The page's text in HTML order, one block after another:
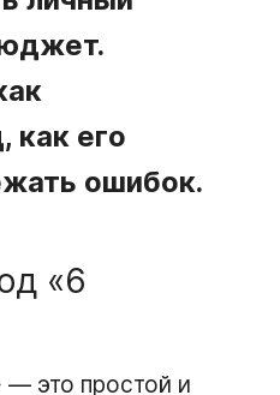
как его
ошибок.
«6
— это простой и